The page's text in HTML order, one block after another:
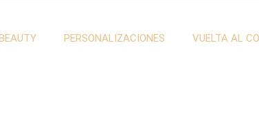
PERSONALIZACIONES VUELTA AL